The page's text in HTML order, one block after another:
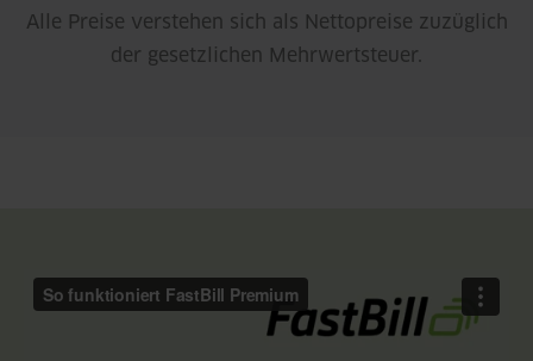
Alle Preise verstehen sich als Nettopreise zuzüglich
der gesetzlichen Mehrwertsteuer.